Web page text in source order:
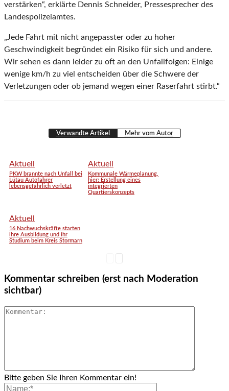
verstärken“, erklärte Dennis Schneider, Pressesprecher des
Landespolizeiamtes.
„Jede Fahrt mit nicht angepasster oder zu hoher
Geschwindigkeit begründet ein Risiko für sich und andere.
Wir sehen es dann leider zu oft an den Unfallfolgen: Einige
wenige km/h zu viel entscheiden über die Schwere der
Verletzungen oder ob jemand wegen einer Raserfahrt stirbt.“
Verwandte Artikel Mehr vom Autor
Aktuell
PKW brannte nach Unfall bei
Lütau Autofahrer
lebensgefährlich verletzt
Aktuell
Kommunale Wärmeplanung,
hier: Erstellung eines
integrierten
Quartierskonzepts
Aktuell
16 Nachwuchskräfte starten
ihre Ausbildung und ihr
Studium beim Kreis Stormarn
Kommentar schreiben (erst nach Moderation
sichtbar)
Bitte geben Sie Ihren Kommentar ein!